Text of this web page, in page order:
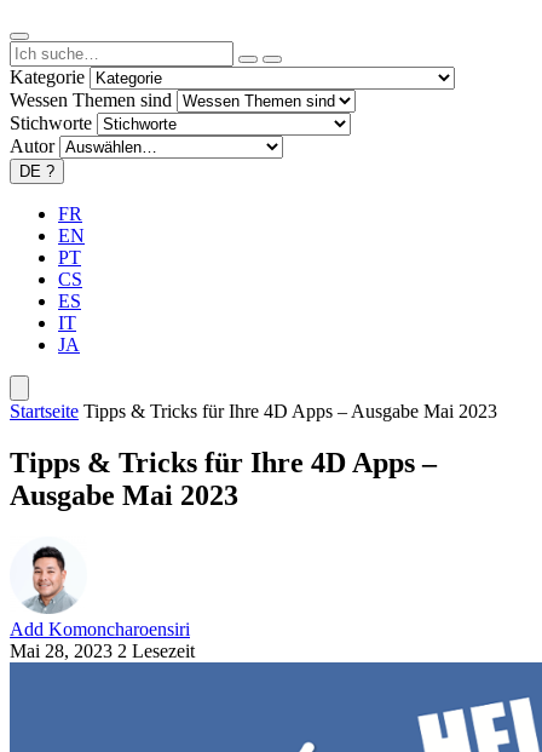
Kategorie
Wessen Themen sind
Stichworte
Autor
DE ?
FR
EN
PT
CS
ES
IT
JA
Startseite Tipps & Tricks für Ihre 4D Apps – Ausgabe Mai 2023
Tipps & Tricks für Ihre 4D Apps –
Ausgabe Mai 2023
Add Komoncharoensiri
Mai 28, 2023 2 Lesezeit